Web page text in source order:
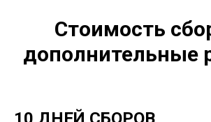
Стоимость
дополнительные